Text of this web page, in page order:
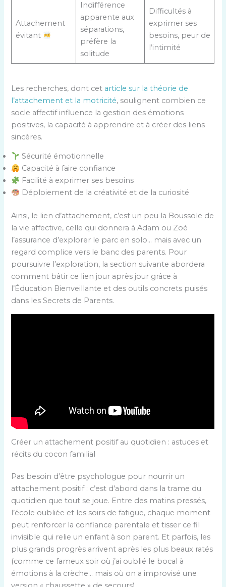
Attachement
évitant
Indifférence
apparente aux
séparations,
préfère la
solitude
Difficultés à
exprimer ses
besoins, peur de
l’intimité
Les recherches, dont cet article sur la théorie de
l’attachement et la motricité, soulignent combien ce
socle affectif influence la gestion des émotions
positives, la capacité à apprendre et à créer des liens
sincères.
Sécurité émotionnelle
Capacité à faire confiance
Facilité à exprimer ses besoins
Déploiement de la créativité et de la curiosité
Ainsi, le lien d’attachement, c’est un peu la Boussole de
la vie affective, celle qui donnera à Adam ou Zoé
l’assurance d’explorer le parc en solo… mais avec un
regard complice vers le banc des parents. Pour
poursuivre l’exploration, la section suivante abordera
comment bâtir ce lien jour après jour grâce à
l’Éducation Bienveillante et des outils concrets puisés
dans les Secrets de Parents.
Créer un attachement positif au quotidien : astuces et
récits du cocon familial
Pas besoin d’être psychologue pour nourrir un
attachement positif : c’est d’abord dans la trame du
quotidien que tout se joue. Entre des matins pressés,
l’école oubliée et les soirs de fatigue, chaque moment
peut renforcer la confiance parentale et tisser ce fil
invisible qui relie un enfant à son parent. Et parfois, les
plus grands progrès arrivent après les plus beaux ratés
(comme ce fameux soir où j’ai oublié le bocal à
émotions à la crèche… mais où on a improvisé une